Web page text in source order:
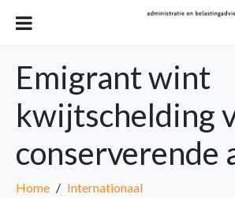
Emigrant wint
kwijtschelding
conserverende
Home
Internationaal